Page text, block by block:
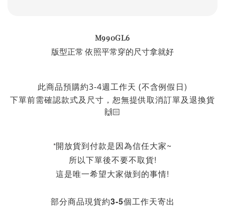
M990GL6
版型正常 依照平常穿的尺寸拿就好
此商品預購約3-4週工作天 (不含例假日)
下單前需確認款式及尺寸，恕無提供取消訂單及退換貨
🙌🏻
*開放貨到付款是因為信任大家~
所以下單後不要不取貨!
這是唯一希望大家做到的事情!
部分商品現貨約3-5個工作天寄出